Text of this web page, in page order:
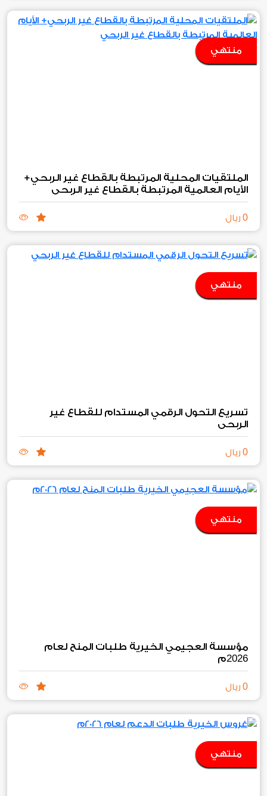
منتهي
الملتقيات المحلية المرتبطة بالقطاع غير الربحي+
الأيام العالمية المرتبطة بالقطاع غير الربحي
0 ريال
منتهي
تسريع التحول الرقمي المستدام للقطاع غير
الربحي
0 ريال
منتهي
مؤسسة العجيمي الخيرية طلبات المنح لعام
2026م
0 ريال
منتهي